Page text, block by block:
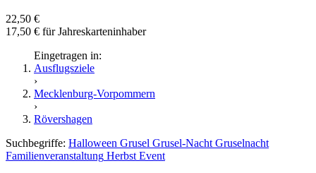
22,50 €
17,50 € für Jahreskarteninhaber
Eingetragen in:
Ausflugsziele
›
Mecklenburg-Vorpommern
›
Rövershagen
Suchbegriffe: Halloween Grusel Grusel-Nacht Gruselnacht
Familienveranstaltung Herbst Event